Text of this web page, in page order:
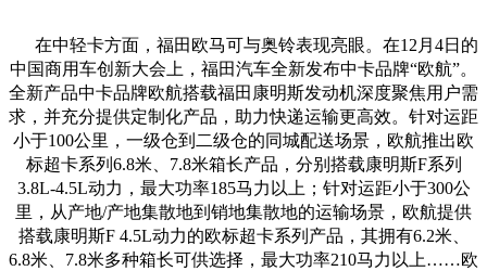
在中轻卡方面，福田欧马可与奥铃表现亮眼。在12 月4日的
中国商用车创新大会上，福田汽车全新发布中卡品牌“欧航”。
全新产品中卡品牌欧航搭载福田康明斯发动机深度聚焦用户需
求，并充分提供定制化产品，助力快递运输更高效。针对运距
小于100公里，一级仓到二级仓的同城配送场景，欧航推出欧
标超卡系列6.8米、7.8米箱长产品，分别搭载康明斯F系列
3.8L-4.5L动力，最大功率185马力以上；针对运距小于300公
里，从产地/产地集散地到销地集散地的运输场景，欧航提供
搭载康明斯F 4.5L动力的欧标超卡系列产品，其拥有6.2米、
6.8米、7.8米多种箱长可供选择，最大功率210马力以上……欧